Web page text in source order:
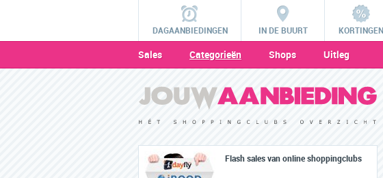
DAGAANBIEDINGEN IN DE BUURT KORTINGEN
Sales Categorieën Shops Uitleg
Flash sales van online shoppingclubs